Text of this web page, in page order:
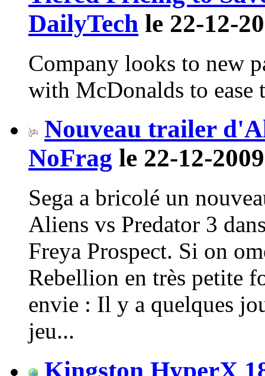
DailyTech le 22-12-
Company looks to new
with McDonalds to ease
Nouveau trailer
NoFrag le 22-12-
Sega a bricolé un
Aliens vs Predator 3
Freya Prospect. Si on
Rebellion en très petite
envie : Il y a quelques
jeu...